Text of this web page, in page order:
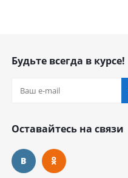
Будьте всегда в курсе!
Оставайтесь на связи